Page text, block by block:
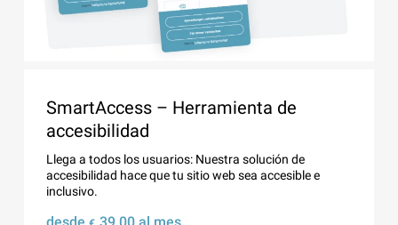
SmartAccess – Herramienta de
accesibilidad
Llega a todos los usuarios: Nuestra solución de
accesibilidad hace que tu sitio web sea accesible e
inclusivo.